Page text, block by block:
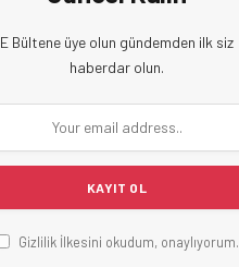
E Bültene üye olun gündemden ilk siz
haberdar olun.
Gizlilik İlkesini okudum, onaylıyorum.